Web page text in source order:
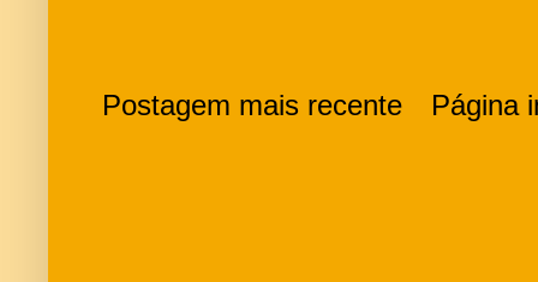
Postagem mais recente Página